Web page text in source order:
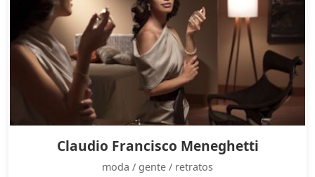
Claudio Francisco Meneghetti
moda / gente / retratos